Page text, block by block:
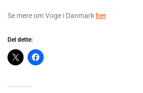
Se mere om Voge i Danmark her.
Del dette: